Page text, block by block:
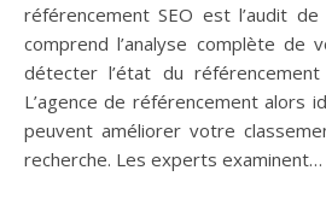
référencement SEO est l’audit
comprend l’analyse complète de
détecter l’état du
L’agence de référencement alors
peuvent améliorer votre
recherche. Les experts examinent…